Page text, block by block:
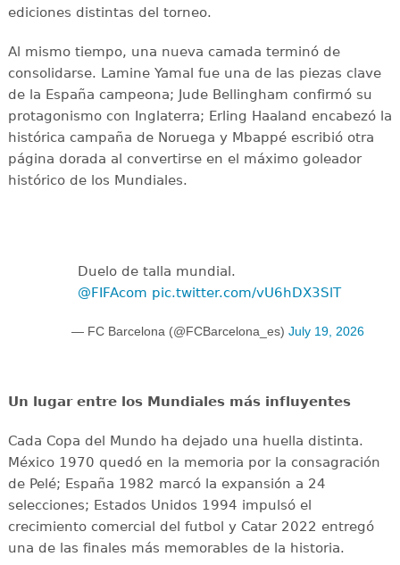
ediciones distintas del torneo.
Al mismo tiempo, una nueva camada terminó de
consolidarse. Lamine Yamal fue una de las piezas clave
de la España campeona; Jude Bellingham confirmó su
protagonismo con Inglaterra; Erling Haaland encabezó la
histórica campaña de Noruega y Mbappé escribió otra
página dorada al convertirse en el máximo goleador
histórico de los Mundiales.
Duelo de talla mundial.
@FIFAcom pic.twitter.com/vU6hDX3SlT
— FC Barcelona (@FCBarcelona_es) July 19, 2026
Un lugar entre los Mundiales más influyentes
Cada Copa del Mundo ha dejado una huella distinta.
México 1970 quedó en la memoria por la consagración
de Pelé; España 1982 marcó la expansión a 24
selecciones; Estados Unidos 1994 impulsó el
crecimiento comercial del futbol y Catar 2022 entregó
una de las finales más memorables de la historia.